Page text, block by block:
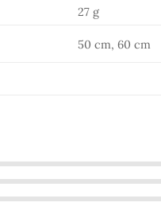
27 g
50 cm, 60 cm